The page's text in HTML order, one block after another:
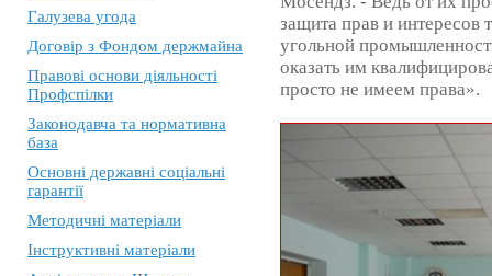
Галузева угода
Договір з Фондом держмайна
Правові основи діяльності
Профспілки
Законодавча та нормативна
база
Основні державні соціальні
гарантії
Методичні матеріали
Інструктивні матеріали
защита прав и интересов
угольной
оказать им
просто не имеем права».